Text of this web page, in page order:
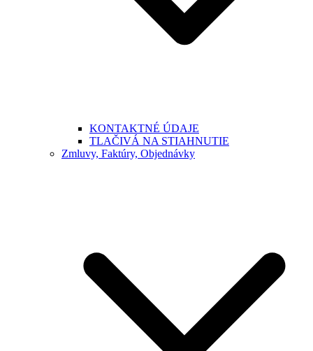
KONTAKTNÉ ÚDAJE
TLAČIVÁ NA STIAHNUTIE
Zmluvy, Faktúry, Objednávky